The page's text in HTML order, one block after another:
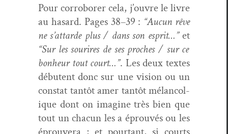
Pour cor­ro­bor­er cela, j’ou­vre le livre
au hasard. Pages 38–39 : “Aucun rêve
ne s’at­tarde plus / dans son esprit…”et
“Sur les sourires de ses proches / sur ce
bon­heur tout court…”. Les deux textes
débu­tent donc sur une vision ou un
con­stat tan­tôt amer tan­tôt mélan­col­
ique dont on imag­ine très bien que
tout un cha­cun les a éprou­vés ou les